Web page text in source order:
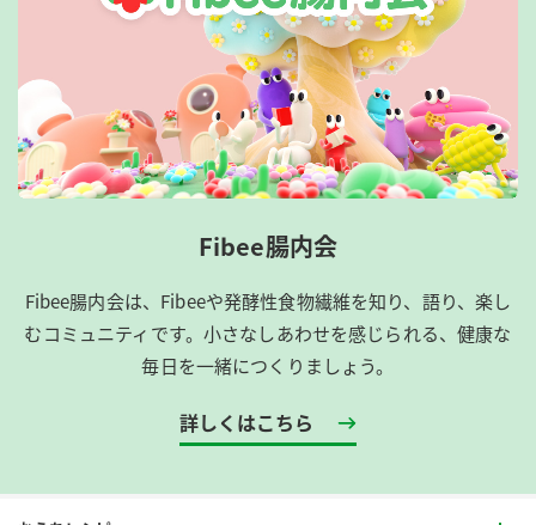
Fibee腸内会
Fibee腸内会は、​Fibeeや発酵性食物繊維を知り、語り、楽し
むコミュニティです。​小さなしあわせを感じられる、健康な
毎日を一緒につくりましょう。
詳しくはこちら